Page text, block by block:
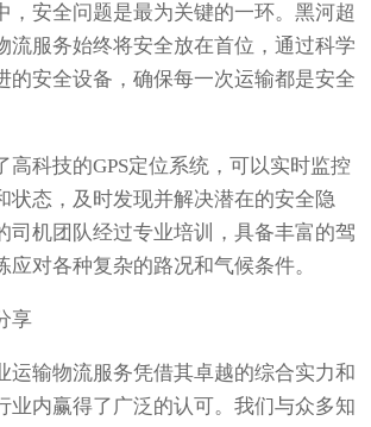
，安全问题是最为关键的一环。黑河超
流服务始终将安全放在首位，通过科学
的安全设备，确保每一次运输都是安全
高科技的GPS定位系统，可以实时监控
状态，及时发现并解决潜在的安全隐
司机团队经过专业培训，具备丰富的驾
应对各种复杂的路况和气候条件。
享
运输物流服务凭借其卓越的综合实力和
业内赢得了广泛的认可。我们与众多知